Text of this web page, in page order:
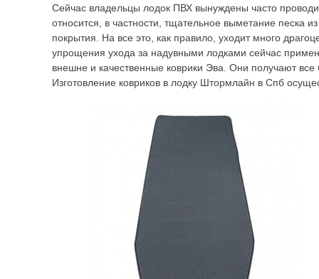
Сейчас владельцы лодок ПВХ вынуждены часто
относится, в частности, тщательное выметание песка
покрытия. На все это, как правило, уходит много
упрощения ухода за надувными лодками сейчас
внешне и качественные коврики Эва. Они получают
Изготовление ковриков в лодку Штормлайн в Спб